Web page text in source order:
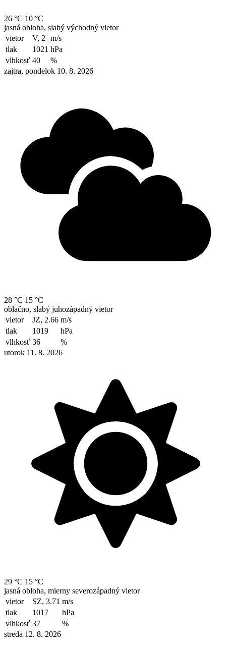
26 °C 10 °C
jasná obloha, slabý východný vietor
vietor
V, 2
m/s
tlak
1021 hPa
vlhkosť 40
%
zajtra, pondelok 10. 8. 2026
28 °C 15 °C
oblačno, slabý juhozápadný vietor
vietor
JZ, 2.66 m/s
tlak
1019
hPa
vlhkosť 36
%
utorok 11. 8. 2026
29 °C 15 °C
jasná obloha, mierny severozápadný vietor
vietor
SZ, 3.71 m/s
tlak
1017
hPa
vlhkosť 37
%
streda 12. 8. 2026